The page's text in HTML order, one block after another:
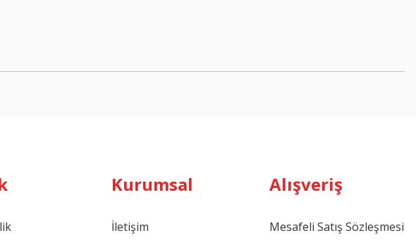
Kurumsal
İletişim
Alışveriş
Mesafeli Satış Sözleşmesi